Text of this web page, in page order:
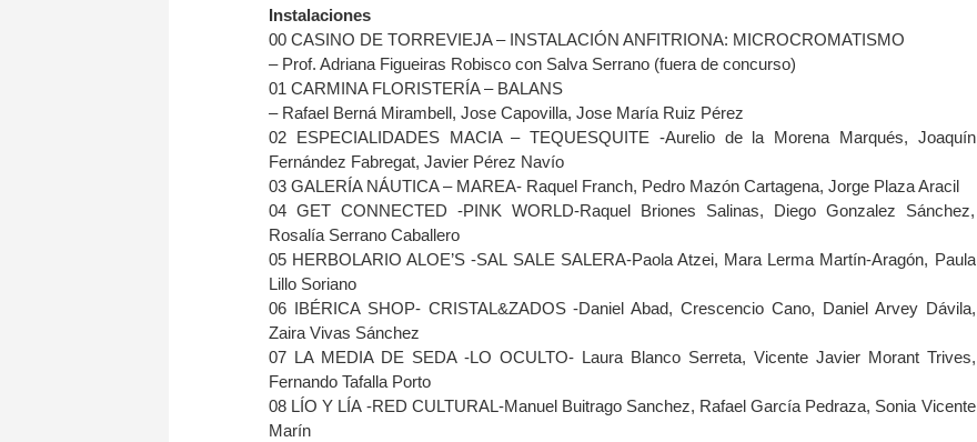
Instalaciones
00 CASINO DE TORREVIEJA – INSTALACIÓN ANFITRIONA: MICROCROMATISMO
– Prof. Adriana Figueiras Robisco con Salva Serrano (fuera de concurso)
01 CARMINA FLORISTERÍA – BALANS
– Rafael Berná Mirambell, Jose Capovilla, Jose María Ruiz Pérez
02 ESPECIALIDADES MACIA – TEQUESQUITE -Aurelio de la Morena Marqués, Joaquín
Fernández Fabregat, Javier Pérez Navío
03 GALERÍA NÁUTICA – MAREA- Raquel Franch, Pedro Mazón Cartagena, Jorge Plaza Aracil
04 GET CONNECTED -PINK WORLD-Raquel Briones Salinas, Diego Gonzalez Sánchez,
Rosalía Serrano Caballero
05 HERBOLARIO ALOE’S -SAL SALE SALERA-Paola Atzei, Mara Lerma Martín-Aragón, Paula
Lillo Soriano
06 IBÉRICA SHOP- CRISTAL&ZADOS -Daniel Abad, Crescencio Cano, Daniel Arvey Dávila,
Zaira Vivas Sánchez
07 LA MEDIA DE SEDA -LO OCULTO- Laura Blanco Serreta, Vicente Javier Morant Trives,
Fernando Tafalla Porto
08 LÍO Y LÍA -RED CULTURAL-Manuel Buitrago Sanchez, Rafael García Pedraza, Sonia Vicente
Marín